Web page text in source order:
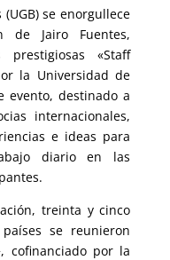
se enorgullece
de Jairo Fuentes,
«Staff
la Universidad de
evento, destinado a
internacionales,
e ideas para
diario en las
treinta y cinco
se reunieron
cofinanciado por la